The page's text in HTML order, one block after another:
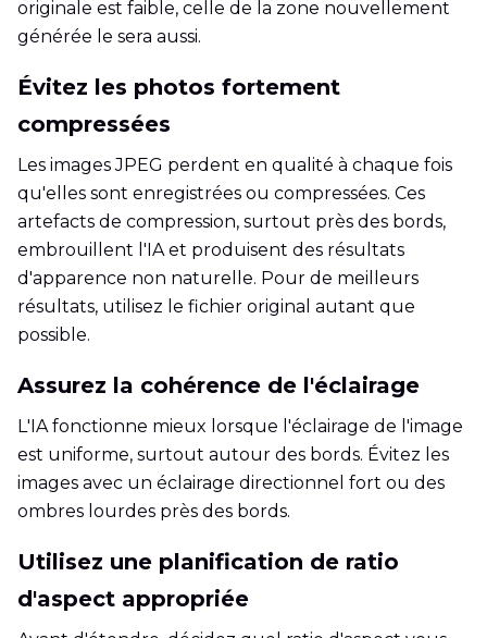
originale est faible, celle de la zone nouvellement
générée le sera aussi.
Évitez les photos fortement
compressées
Les images JPEG perdent en qualité à chaque fois
qu'elles sont enregistrées ou compressées. Ces
artefacts de compression, surtout près des bords,
embrouillent l'IA et produisent des résultats
d'apparence non naturelle. Pour de meilleurs
résultats, utilisez le fichier original autant que
possible.
Assurez la cohérence de l'éclairage
L'IA fonctionne mieux lorsque l'éclairage de l'image
est uniforme, surtout autour des bords. Évitez les
images avec un éclairage directionnel fort ou des
ombres lourdes près des bords.
Utilisez une planification de ratio
d'aspect appropriée